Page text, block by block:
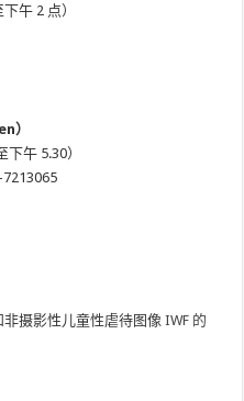
午 2 点）
）
午 5.30）
非摄影性儿童性虐待图像IWF 的